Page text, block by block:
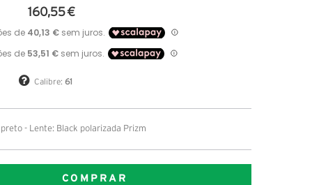
160,55 €
Calibre: 61
- Lente: Black polarizada Prizm
COMPRAR